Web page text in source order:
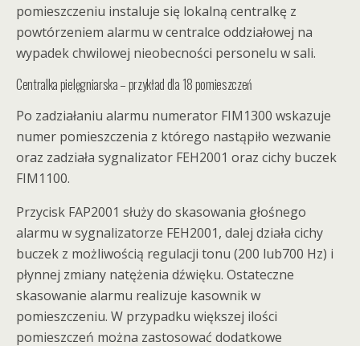
pomieszczeniu instaluje się lokalną centralkę z
powtórzeniem alarmu w centralce oddziałowej na
wypadek chwilowej nieobecności personelu w sali.
Centralka pielęgniarska – przykład dla 18 pomieszczeń
Po zadziałaniu alarmu numerator FIM1300 wskazuje
numer pomieszczenia z którego nastąpiło wezwanie
oraz zadziała sygnalizator FEH2001 oraz cichy buczek
FIM1100.
Przycisk FAP2001 służy do skasowania głośnego
alarmu w sygnalizatorze FEH2001, dalej działa cichy
buczek z możliwością regulacji tonu (200 lub700 Hz) i
płynnej zmiany natężenia dźwięku. Ostateczne
skasowanie alarmu realizuje kasownik w
pomieszczeniu. W przypadku większej ilości
pomieszczeń można zastosować dodatkowe